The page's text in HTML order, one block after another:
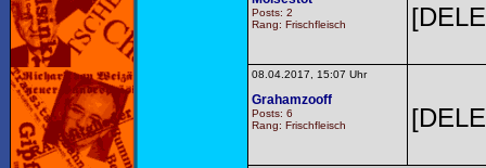
Posts: 2
Rang: Frischfleisch
08.04.2017, 15:07 Uhr
Grahamzooff
Posts: 6
Rang: Frischfleisch